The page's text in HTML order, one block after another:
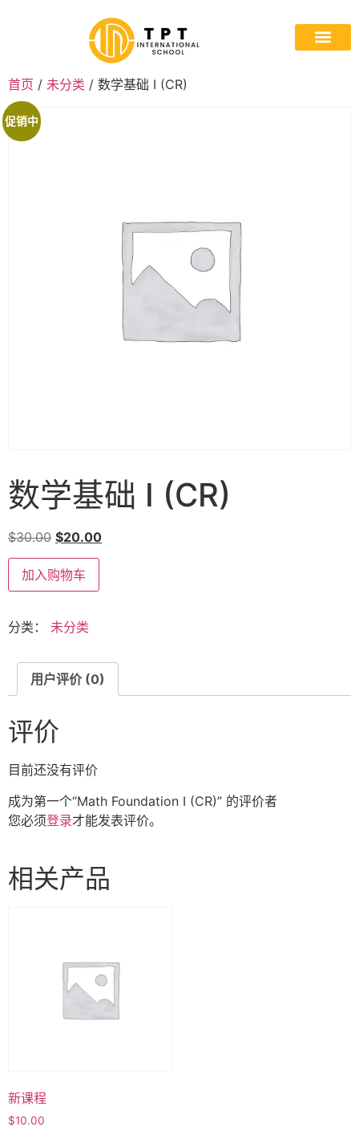
首页 / 未分类 / 数学基础 I (CR)
促销中
数学基础 I (CR)
$30.00 $20.00
加入购物车
分类： 未分类
用户评价 (0)
评价
目前还没有评价
成为第一个“Math Foundation I (CR)” 的评价者
您必须登录才能发表评价。
相关产品
新课程
$10.00